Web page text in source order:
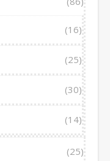
(16)
(25)
(30)
(14)
(25)